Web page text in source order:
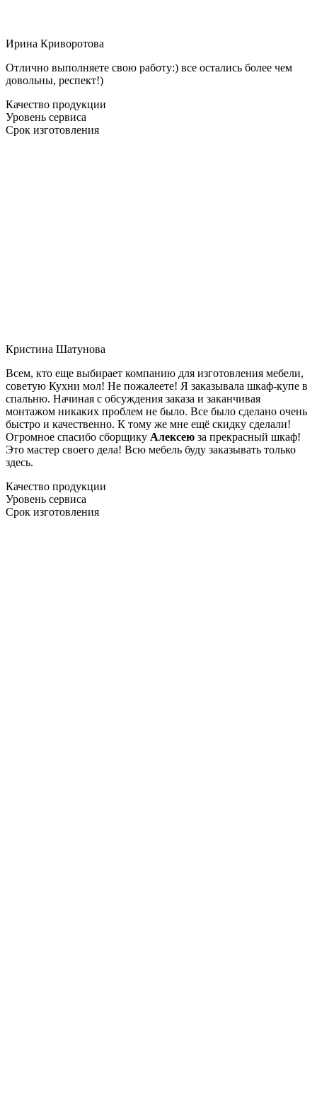
Ирина Криворотова
Отлично выполняете свою работу:) все остались более чем
довольны, респект!)
Качество продукции
Уровень сервиса
Срок изготовления
Кристина Шатунова
Всем, кто еще выбирает компанию для изготовления мебели,
советую Кухни мол! Не пожалеете! Я заказывала шкаф-купе в
спальню. Начиная с обсуждения заказа и заканчивая
монтажом никаких проблем не было. Все было сделано очень
быстро и качественно. К тому же мне ещё скидку сделали!
Огромное спасибо сборщику Алексею за прекрасный шкаф!
Это мастер своего дела! Всю мебель буду заказывать только
здесь.
Качество продукции
Уровень сервиса
Срок изготовления